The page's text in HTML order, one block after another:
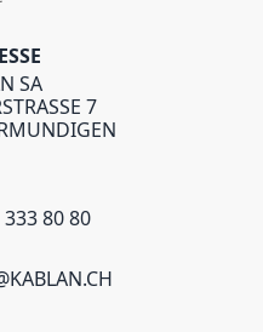
SA
7
80 80